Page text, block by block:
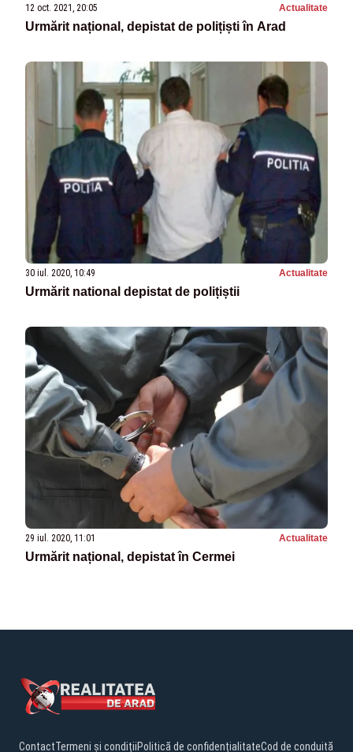
12 oct. 2021, 20:05 Actualitate
Urmărit național, depistat de polițiști în Arad
30 iul. 2020, 10:49 Actualitate
Urmărit national depistat de polițiștii
29 iul. 2020, 11:01 Actualitate
Urmărit național, depistat în Cermei
ContactTermeni și condițiiPolitică de confidențialitateCod de conduită